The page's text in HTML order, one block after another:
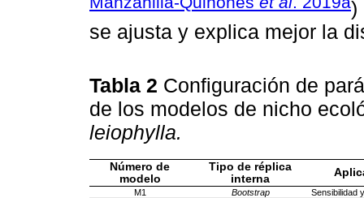
)
se ajusta y explica mejor la
Tabla 2 Configuración de
de los modelos de nicho
leiophylla.
Número de
modelo
Tipo de réplica
interna
M1 Bootstrap
Sensibilidad